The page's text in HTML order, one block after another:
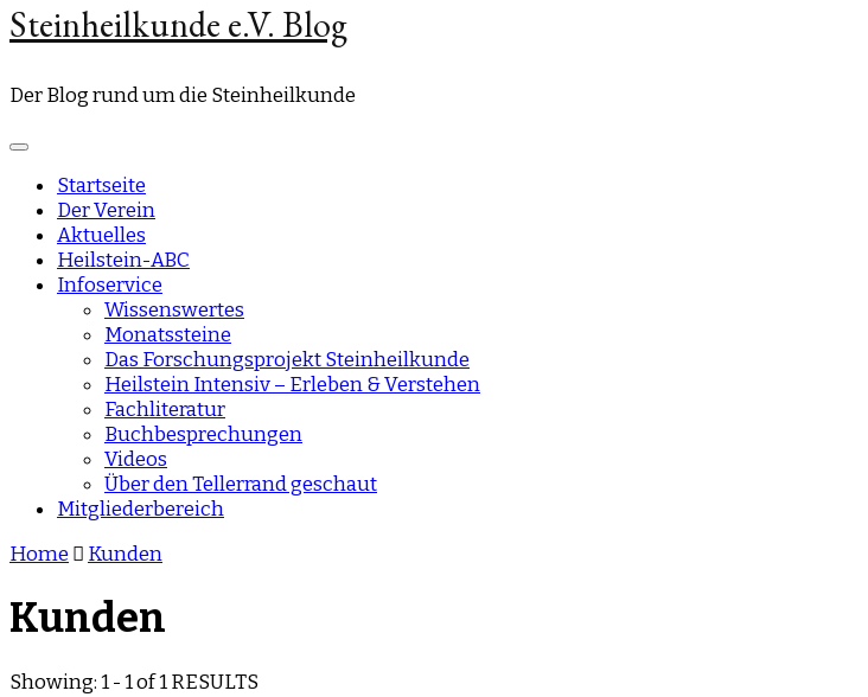
Steinheilkunde e.V. Blog
Der Blog rund um die Steinheilkunde
Startseite
Der Verein
Aktuelles
Heilstein-ABC
Infoservice
Wissenswertes
Monatssteine
Das Forschungsprojekt Steinheilkunde
Heilstein Intensiv – Erleben & Verstehen
Fachliteratur
Buchbesprechungen
Videos
Über den Tellerrand geschaut
Mitgliederbereich
Home
Kunden
Kunden
Showing: 1 - 1 of 1 RESULTS